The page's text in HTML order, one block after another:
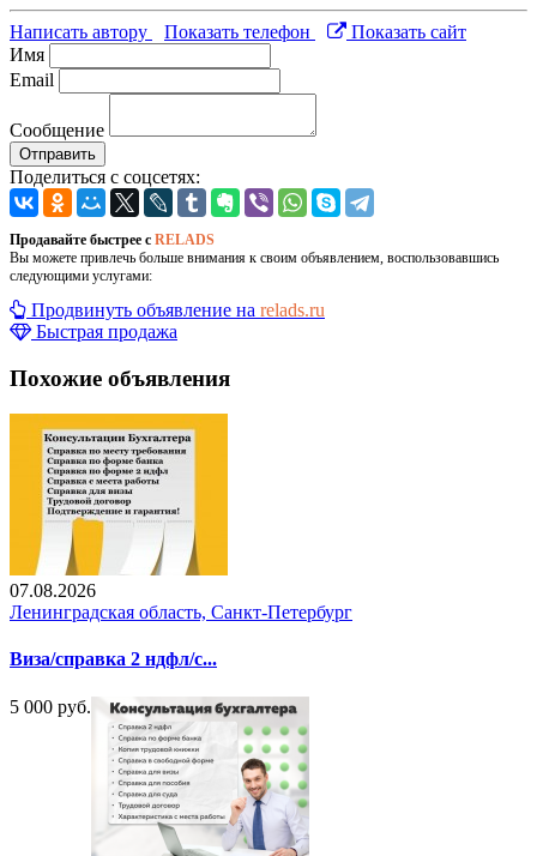
Написать автору Показать телефон
Показать сайт
Имя
Email
Сообщение
Отправить
Поделиться с соцсетях:
Продавайте быстрее с RELADS
Вы можете привлечь больше внимания к своим объявлением, воспользовавшись
следующими услугами:
Продвинуть объявление на relads.ru
Быстрая продажа
Похожие объявления
07.08.2026
Ленинградская область, Санкт-Петербург
Виза/справка 2 ндфл/с...
5 000 руб.